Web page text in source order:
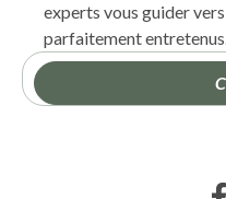
experts vous guider
parfaitement